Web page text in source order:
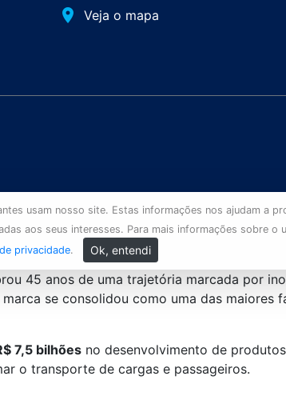
place Veja o mapa
usam nosso site. Estas informações nos ajudam a
aos seus interesses. Para mais informações sobre o
privacidade. Ok, entendi
45 anos de uma trajetória marcada por
se consolidou como uma das
7,5 bilhões no desenvolvimento de
o transporte de cargas e passageiros.